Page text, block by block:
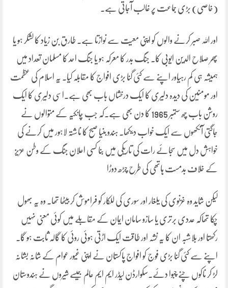
(خاصی) بڑی جماعت پر غالب آجاتی ہے۔
اور اللہ صبر کرنے والوں کو اپنی معیت سے نوازتا ہے۔ طارق بن زیاد کا لشکر ہو یا
پھر صلاح الدین ایوبی کا۔ جنگ بدر کا معرکہ ہو یا جنگ احد کا مسلمان تعداد میں
ہمیشہ ہی کم رہیاور اپنے سے کئی گنا بڑی افواج کا مقابلہ کیا۔ یہ اسلام کی عظمت
اور مومنین کی دیدہ دلیری کا ایک درخشاں باب بھی ہے۔اسی دلیری کا ایک
روشن باب چھ ستمبر 1965 کا دن بھی ہے۔کہ جب چانکیہ کے متوالوں نے
جاگتی آنکھوں سے ایک خواب دیکھا۔ ہندو بنیا صبح کا ناشتہ لاہور میں کرنے کی
خواہش دل میں سجائے رات کی تاریکی میں بنا کسی اعلان جنگ کے وطن عزیز
کے خلاف بدمست ہاتھی کی طرح چڑھ دوڑا
لیکن شاید وہ غزنوی کی یلغار اور سوری کی للکار کو فراموش کر بیٹھا تھا۔ وہ یہ بھول
چکا تھاکہ عددی برتری یا سازو سامان ایمان کے مقابلے میں کوئی معنی نہیں
رکھتا اور بلاشبہ ان کا یہ نشہ اور طاقت ایک اڑتی ہوئی روئی کا گالہ ثابت ہو گا۔
اپنے سے کئی گنا بڑی فوج کو افواج پاکستان نے اپنی غیور عوام کے شانہ بشانہ
لڑ کر ناکوں چنے چبوا دئے۔سکوارڈن لیڈر ایم ایم عالم جیسے شیروں نے ہندوستان